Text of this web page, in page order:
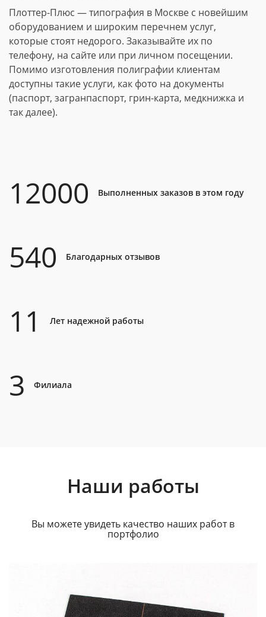
Плоттер-Плюс — типография в Москве с новейшим
оборудованием и широким перечнем услуг,
которые стоят недорого. Заказывайте их по
телефону, на сайте или при личном посещении.
Помимо изготовления полиграфии клиентам
доступны такие услуги, как фото на документы
(паспорт, загранпаспорт, грин-карта, медкнижка и
так далее).
12000 Выполненных заказов в этом году
540 Благодарных отзывов
11 Лет надежной работы
3 Филиала
Наши работы
Вы можете увидеть качество наших работ в
портфолио